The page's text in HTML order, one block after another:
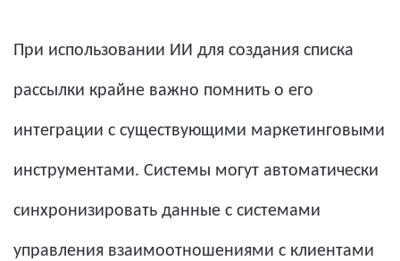
При использовании ИИ для создания списка
рассылки крайне важно помнить о его
интеграции с существующими маркетинговыми
инструментами. Системы могут автоматически
синхронизировать данные с системами
управления взаимоотношениями с клиентами